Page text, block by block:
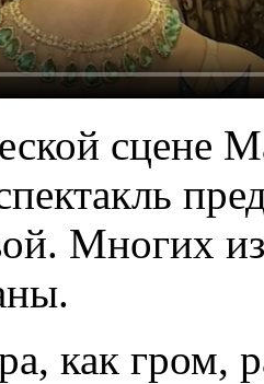
сцене
Многих
как гром,